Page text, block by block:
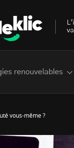
vous-même ?
renouvelables